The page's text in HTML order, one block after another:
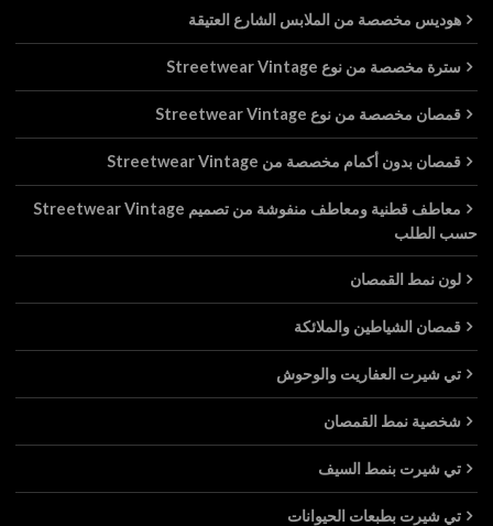
هوديس مخصصة من الملابس الشارع العتيقة
سترة مخصصة من نوع Streetwear Vintage
قمصان مخصصة من نوع Streetwear Vintage
قمصان بدون أكمام مخصصة من Streetwear Vintage
معاطف قطنية ومعاطف منفوشة من تصميم Streetwear Vintage
حسب الطلب
لون نمط القمصان
قمصان الشياطين والملائكة
تي شيرت العفاريت والوحوش
شخصية نمط القمصان
تي شيرت بنمط السيف
تي شيرت بطبعات الحيوانات